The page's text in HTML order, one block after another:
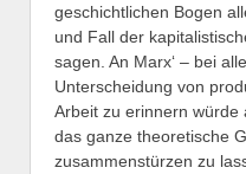
geschichtlichen Bogen
und Fall der
sagen. An Marx‘ – bei
Unterscheidung von
Arbeit zu erinnern würde
das ganze theoretische
zusammenstürzen zu